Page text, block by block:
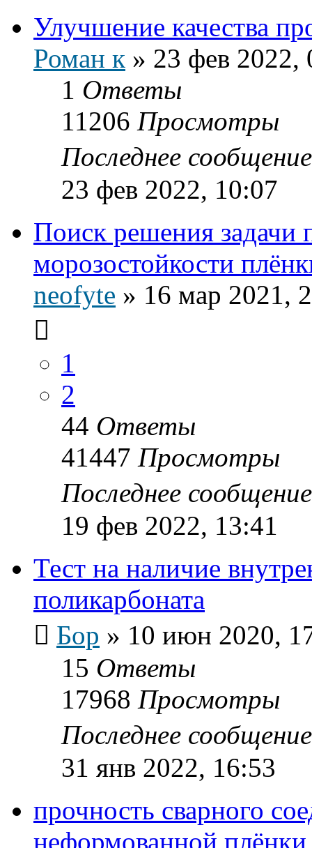
Улучшение качества
Роман к » 23 фев 2022,
1 Ответы
11206 Просмотры
Последнее
23 фев 2022, 10:07
Поиск решения
морозостойкости
neofyte » 16 мар 2021,
1
2
44 Ответы
41447 Просмотры
Последнее
19 фев 2022, 13:41
Тест на наличие
поликарбоната
Бор » 10 июн 2020,
15 Ответы
17968 Просмотры
Последнее
31 янв 2022, 16:53
прочность сварного
неформованной плёнки